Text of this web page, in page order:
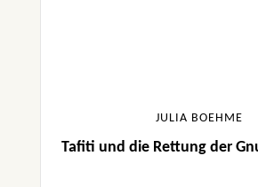
JULIA BOEHME
Tafiti und die Rettung der